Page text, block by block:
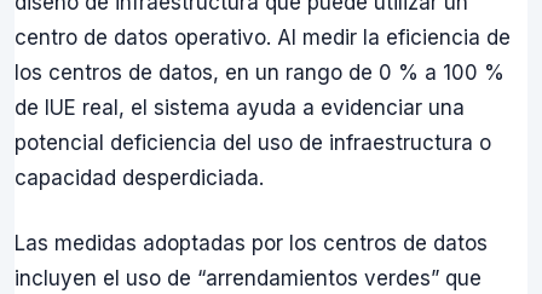
centro de datos operativo. Al medir la eficiencia de
los centros de datos, en un rango de 0 % a 100 %
de IUE real, el sistema ayuda a evidenciar una
potencial deficiencia del uso de infraestructura o
capacidad desperdiciada.
Las medidas adoptadas por los centros de datos
incluyen el uso de “arrendamientos verdes” que